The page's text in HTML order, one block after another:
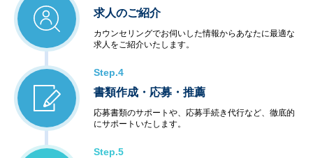
求人のご紹介
カウンセリングでお伺いした情報からあなたに最適な
求人をご紹介いたします。
Step.4
書類作成・応募・推薦
応募書類のサポートや、応募手続き代行など、徹底的
にサポートいたします。
Step.5